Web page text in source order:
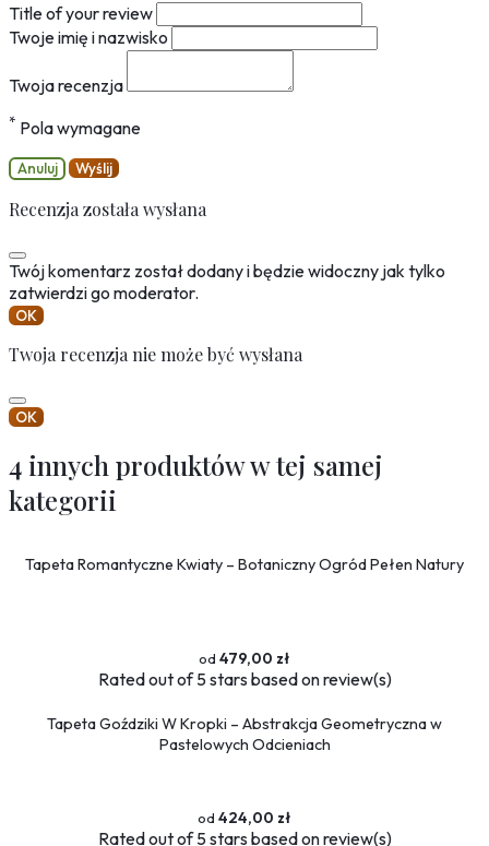
Title of your review
Twoje imię i nazwisko
Twoja recenzja
* Pola wymagane
Anuluj Wyślij
Recenzja została wysłana
Twój komentarz został dodany i będzie widoczny jak tylko
zatwierdzi go moderator.
OK
Twoja recenzja nie może być wysłana
OK
4 innych produktów w tej samej
kategorii
Tapeta Romantyczne Kwiaty – Botaniczny Ogród Pełen Natury
479,00 zł
Ratedout of 5 stars based onreview(s)
Tapeta Goździki W Kropki – Abstrakcja Geometryczna w
Pastelowych Odcieniach
424,00 zł
Ratedout of 5 stars based onreview(s)